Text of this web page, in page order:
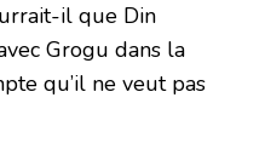
il que Din
Grogu dans la
qu’il ne veut pas